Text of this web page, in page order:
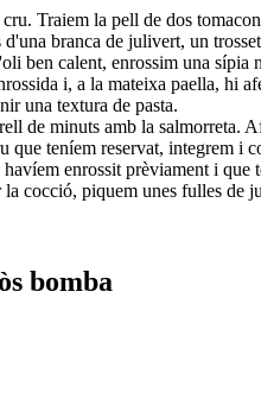
Traiem la pell de dos
branca de julivert, un
ben calent, enrossim una
i, a la mateixa paella, hi
una textura de pasta.
de minuts amb la salmorreta.
que teníem reservat, integrem i
enrossit prèviament i
cocció, piquem unes fulles de
bomba